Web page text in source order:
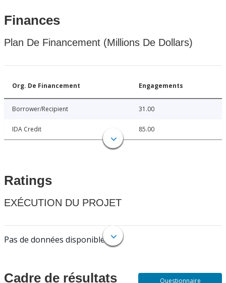
Finances
Plan De Financement (Millions De Dollars)
Org. De Financement Engagements
Borrower/Recipient 31.00
IDA Credit 85.00
Ratings
EXÉCUTION DU PROJET
Pas de données disponibles.
Cadre de résultats Questionnaire